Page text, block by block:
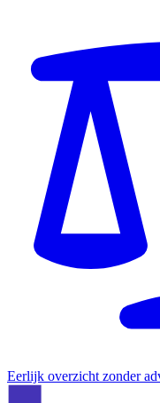
Eerlijk overzicht zonder